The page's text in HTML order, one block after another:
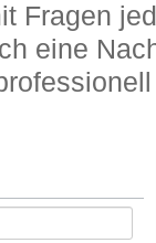
Fragen
eine